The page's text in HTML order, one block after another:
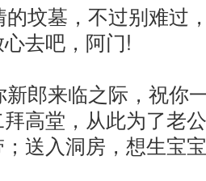
坟墓，不过别难过
去吧，阿门!
郎来临之际，祝你
高堂，从此为了老
送入洞房，想生宝